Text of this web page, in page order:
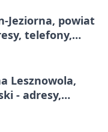
Jeziorna, powiat
telefony,
Lesznowola,
- adresy,